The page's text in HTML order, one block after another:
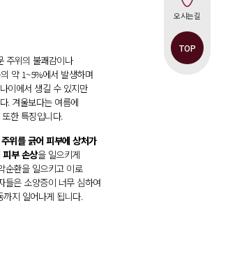
주위의 불쾌감이나
약 1~5%에서 발생하며
이에서 생길 수 있지만
. 겨울보다는 여름에
한 특징입니다.
위를 긁어 피부에 상처가
부 손상을 일으키게
순환을 일으키고 이로
들은 소양증이 너무 심하여
지 일어나게 됩니다.
오시는길
TOP